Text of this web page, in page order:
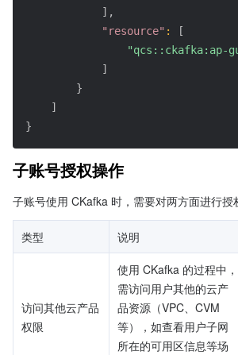
] ,
"resource" :
[
"qcs::ckafka:ap-
]
}
]
}
子账号授权操作
子账号使用 CKafka 时，需要对两方面进行授
类型 说明
访问其他云产品
权限
使用 CKafka 的过程中，
需访问用户其他的云产
品资源（VPC、CVM
等），如查看用户子网
所在的可用区信息等场